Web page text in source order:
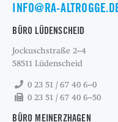
INFO@RA-
BÜRO LÜDENSCHEID
Jockuschstraße 2–4
58511 Lüdenscheid
0 23 51 / 67 40 6–0
0 23 51 / 67 40 6–50
BÜRO MEINERZHAGEN